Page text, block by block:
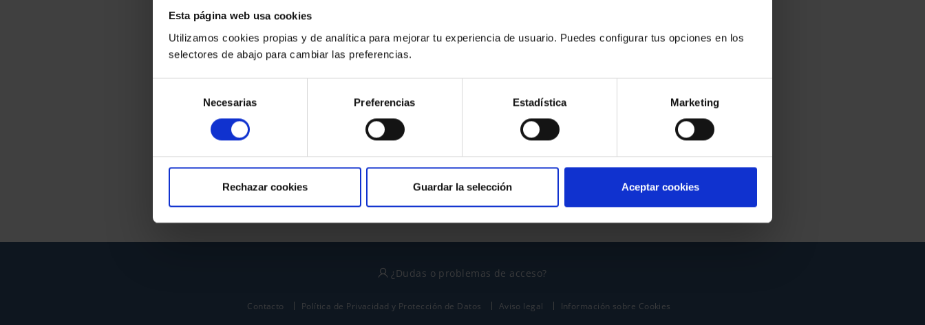
Esta página web usa cookies
Utilizamos cookies propias y de analítica para mejorar tu experiencia de usuario. Puedes configurar tus opciones en los
selectores de abajo para cambiar las preferencias.
consentimiento
Necesarias Preferencias Estadística Marketing
Rechazar cookies Guardar la selección Aceptar cookies
¿No tienes cuenta?
política de privacidad
y términos del servicio
¿Dudas o problemas de acceso?
Contacto Política de Privacidad y Protección de Datos Aviso legal Información sobre Cookies